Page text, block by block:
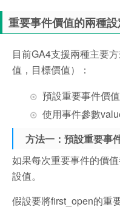
重要事件價值的兩種
目前GA4支援兩種主要
值，目標價值）：
預設重要事件價值
使用事件參數
方法一：預設重要事
如果每次重要事件的價
設值。
假設要將first_open的重